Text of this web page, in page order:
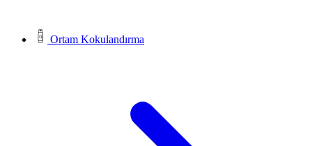
Ortam Kokulandırma